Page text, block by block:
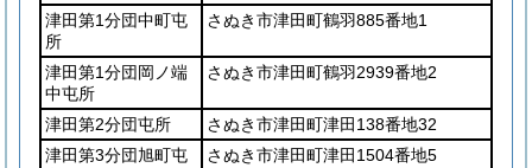
津田第1分団中町屯
所
さぬき市津田町鶴羽885番地1
津田第1分団岡ノ端
中屯所
さぬき市津田町鶴羽2939番地2
津田第2分団屯所
さぬき市津田町津田138番地32
津田第3分団旭町屯
さぬき市津田町津田1504番地5